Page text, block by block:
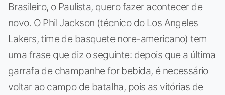
Brasileiro, o Paulista, quero fazer acontecer de
novo. O Phil Jackson (técnico do Los Angeles
Lakers, time de basquete nore-americano) tem
uma frase que diz o seguinte: depois que a última
garrafa de champanhe for bebida, é necessário
voltar ao campo de batalha, pois as vitórias de